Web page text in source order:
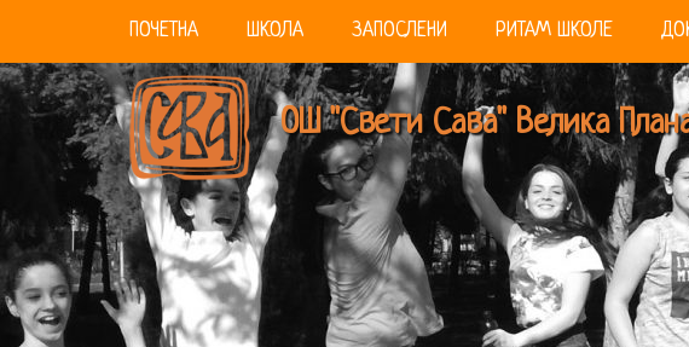
ПОЧЕТНА ШКОЛА ЗАПОСЛЕНИ РИТАМ ШКОЛЕ
ОШ "Свети Сава" Велика